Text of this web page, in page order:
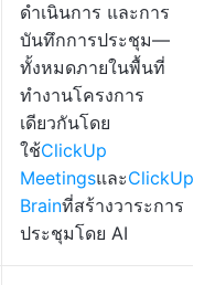
ดำเนินการ และการ
บันทึกการประชุม—
ทั้งหมดภายในพื้นที่
ทำงานโครงการ
เดียวกันโดย
ใช้ClickUp
MeetingsและClickUp
Brainที่สร้างวาระการ
ประชุมโดย AI